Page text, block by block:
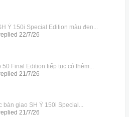
Ý 150i Special Edition màu đen...
22/7/26
Final Edition tiếp tục có thêm...
21/7/26
bàn giao SH Ý 150i Special...
21/7/26